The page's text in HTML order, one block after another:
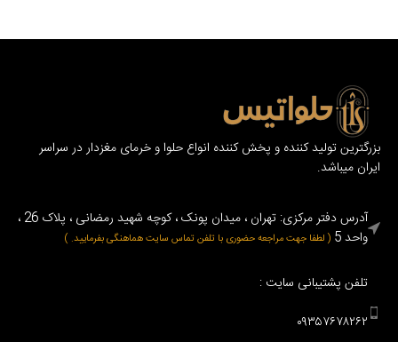
بزرگترین تولید کننده و پخش کننده انواع حلوا و خرمای مغزدار در سراسر
ایران میباشد.
آدرس دفتر مرکزی: تهران ، میدان پونک ، کوچه شهید رمضانی ، پلاک 26 ،
واحد 5
( لطفا جهت مراجعه حضوری با تلفن تماس سایت هماهنگی بفرمایید. )
تلفن پشتیبانی سایت :
۰۹۳۵۷۶۷۸۲۶۲